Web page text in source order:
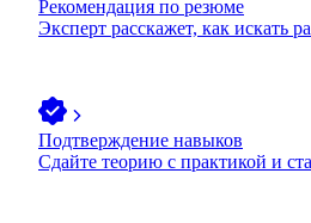
Рекомендация по резюме
Эксперт расскажет, как искать
Подтверждение навыков
Сдайте теорию с практикой и